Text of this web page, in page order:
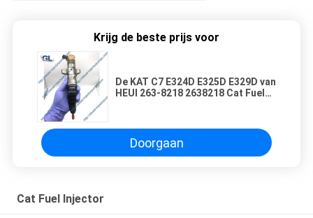
Krijg de beste prijs voor
De KAT C7 E324D E325D E329D van
HEUI 263-8218 2638218 Cat Fuel
Doorgaan
Cat Fuel Injector